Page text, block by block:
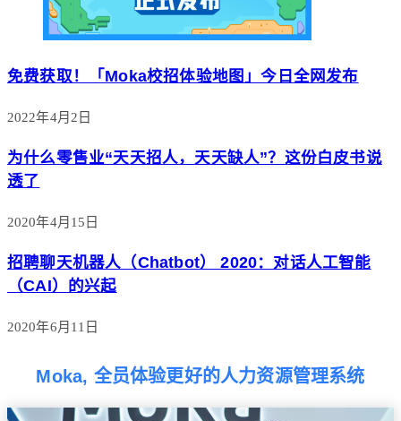
免费获取！「Moka校招体验地图」今日全网发布
2022年4月2日
为什么零售业“天天招人，天天缺人”？这份白皮书说
透了
2020年4月15日
招聘聊天机器人（Chatbot） 2020：对话人工智能
（CAI）的兴起
2020年6月11日
Moka, 全员体验更好的人力资源管理系统